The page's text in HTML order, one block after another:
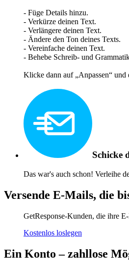
- Füge Details hinzu.
- Verkürze deinen Text.
- Verlängere deinen Text.
- Ändere den Ton deines Texts.
- Vereinfache deinen Text.
- Behebe Schreib- und
Klicke dann auf „Anpassen“
Schicke
Das war's auch schon! Verleihe
Versende E-Mails, die
GetResponse-Kunden, die ihre
Kostenlos loslegen
Ein Konto – zahllose